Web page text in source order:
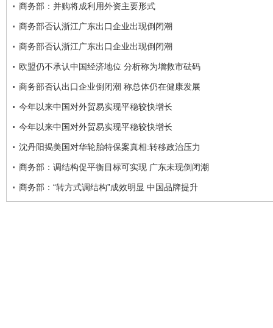
商务部：并购将成利用外资主要形式
商务部否认浙江广东出口企业出现倒闭潮
商务部否认浙江广东出口企业出现倒闭潮
欧盟仍不承认中国经济地位 分析称为增救市砝码
商务部否认出口企业倒闭潮 称总体仍在健康发展
今年以来中国对外贸易实现平稳较快增长
今年以来中国对外贸易实现平稳较快增长
沈丹阳揭美国对华轮胎特保案真相:转移政治压力
商务部：调结构促平衡目标可实现 广东未现倒闭潮
商务部：“转方式调结构”成效明显 中国品牌提升